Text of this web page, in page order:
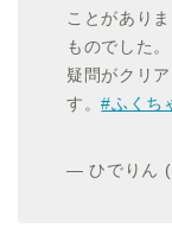
ことがあり
ものでした。
疑問がクリ
す。#ふくち
— ひでりん